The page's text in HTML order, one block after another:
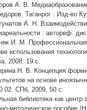
А. В.
Таганрог : Изд-во
А. Н.
: автореф.
И. М. Профессиональная
использования
2008. 19 с.
Н. В. Концепция
на основе
СПб, 2009. 50 с.
библиотека как
методическое пособие